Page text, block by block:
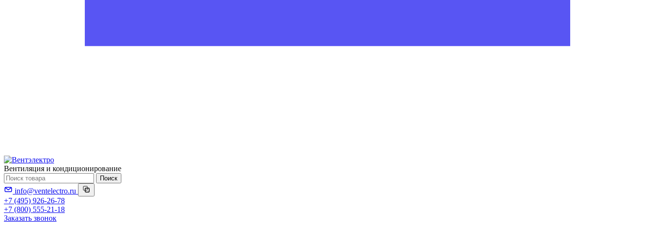
Вентиляция и кондиционирование
Поиск
info@ventelectro.ru
+7 (495) 926-26-78
+7 (800) 555-21-18
Заказать звонок